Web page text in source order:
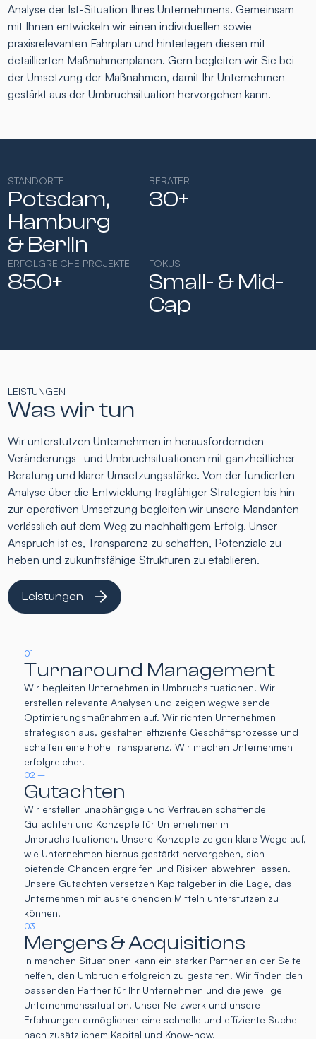
Analyse der Ist-Situation Ihres Unternehmens. Gemeinsam
mit Ihnen entwickeln wir einen individuellen sowie
praxisrelevanten Fahrplan und hinterlegen diesen mit
detaillierten Maßnahmenplänen. Gern begleiten wir Sie bei
der Umsetzung der Maßnahmen, damit Ihr Unternehmen
gestärkt aus der Umbruchsituation hervorgehen kann.
STANDORTE
Potsdam,
Hamburg​
& Berlin
BERATER
30+
ERFOLGREICHE PROJEKTE
850+
FOKUS
Small- & Mid-
Cap​
LEISTUNGEN
Was wir tun
Wir unterstützen Unternehmen in herausfordernden
Veränderungs- und Umbruchsituationen mit ganzheitlicher
Beratung und klarer Umsetzungsstärke. Von der fundierten
Analyse über die Entwicklung tragfähiger Strategien bis hin
zur operativen Umsetzung begleiten wir unsere Mandanten
verlässlich auf dem Weg zu nachhaltigem Erfolg. Unser
Anspruch ist es, Transparenz zu schaffen, Potenziale zu
heben und zukunftsfähige Strukturen zu etablieren.
Leistungen
01 –
Turnaround Management
Wir begleiten Unternehmen in Umbruchsituationen. Wir
erstellen relevante Analysen und zeigen wegweisende
Optimierungsmaßnahmen auf. Wir richten Unternehmen
strategisch aus, gestalten effiziente Geschäftsprozesse und
schaffen eine hohe Transparenz. Wir machen Unternehmen
erfolgreicher.
02 –
Gutachten
Wir erstellen unabhängige und Vertrauen schaffende
Gutachten und Konzepte für Unternehmen in
Umbruchsituationen. Unsere Konzepte zeigen klare Wege auf,
wie Unternehmen hieraus gestärkt hervorgehen, sich
bietende Chancen ergreifen und Risiken abwehren lassen.
Unsere Gutachten versetzen Kapitalgeber in die Lage, das
Unternehmen mit ausreichenden Mitteln unterstützen zu
können.
03 –
Mergers & Acquisitions
In manchen Situationen kann ein starker Partner an der Seite
helfen, den Umbruch erfolgreich zu gestalten. Wir finden den
passenden Partner für Ihr Unternehmen und die jeweilige
Unternehmenssituation. Unser Netzwerk und unsere
Erfahrungen ermöglichen eine schnelle und effiziente Suche
nach zusätzlichem Kapital und Know-how.